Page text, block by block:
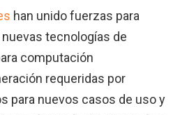
han unido fuerzas para
tecnologías de
computación
requeridas por
para nuevos casos de uso y